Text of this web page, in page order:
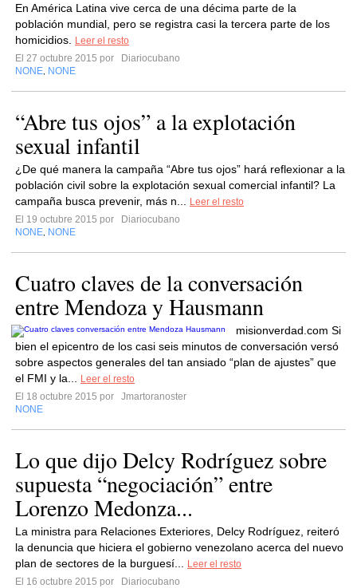
En América Latina vive cerca de una décima parte de la
población mundial, pero se registra casi la tercera parte de los
homicidios.
Leer el resto
El 27 octubre 2015 por
Diariocubano
NONE NONE
“Abre tus ojos” a la explotación
sexual infantil
¿De qué manera la campaña “Abre tus ojos” hará reflexionar a la
población civil sobre la explotación sexual comercial infantil? La
campaña busca prevenir, más n...
Leer el resto
El 19 octubre 2015 por
Diariocubano
NONE NONE
Cuatro claves de la conversación
entre Mendoza y Hausmann
misionverdad.com Si
bien el epicentro de los casi seis minutos de conversación versó
sobre aspectos generales del tan ansiado “plan de ajustes” que
el FMI y la...
Leer el resto
El 18 octubre 2015 por
Jmartoranoster
NONE
Lo que dijo Delcy Rodríguez sobre
supuesta “negociación” entre
Lorenzo Medonza...
La ministra para Relaciones Exteriores, Delcy Rodríguez, reiteró
la denuncia que hiciera el gobierno venezolano acerca del nuevo
plan de sectores de la burguesí...
Leer el resto
El 16 octubre 2015 por
Diariocubano